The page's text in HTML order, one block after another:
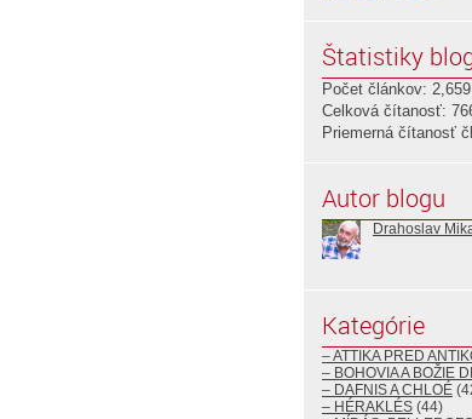
Štatistiky
Počet článkov: 2,659
Celková čítanosť:
Priemerná čítanosť
Autor blogu
Drahoslav
Kategórie
– ATTIKA PRED
– BOHOVIA A BOŽIE
– DAFNIS A CHLOÉ
– HÉRAKLÉS (44)